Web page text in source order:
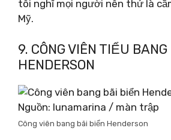
tôi nghĩ mọi người nên thử là
Mỹ.
9. CÔNG VIÊN TIỂU
HENDERSON
Nguồn: lunamarina / màn trập
Công viên bang bãi biển Henderson